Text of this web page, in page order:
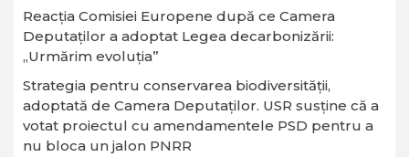
Reacția Comisiei Europene după ce Camera
Deputaților a adoptat Legea decarbonizării:
„Urmărim evoluția”
Strategia pentru conservarea biodiversităţii,
adoptată de Camera Deputaţilor. USR susține că a
votat proiectul cu amendamentele PSD pentru a
nu bloca un jalon PNRR